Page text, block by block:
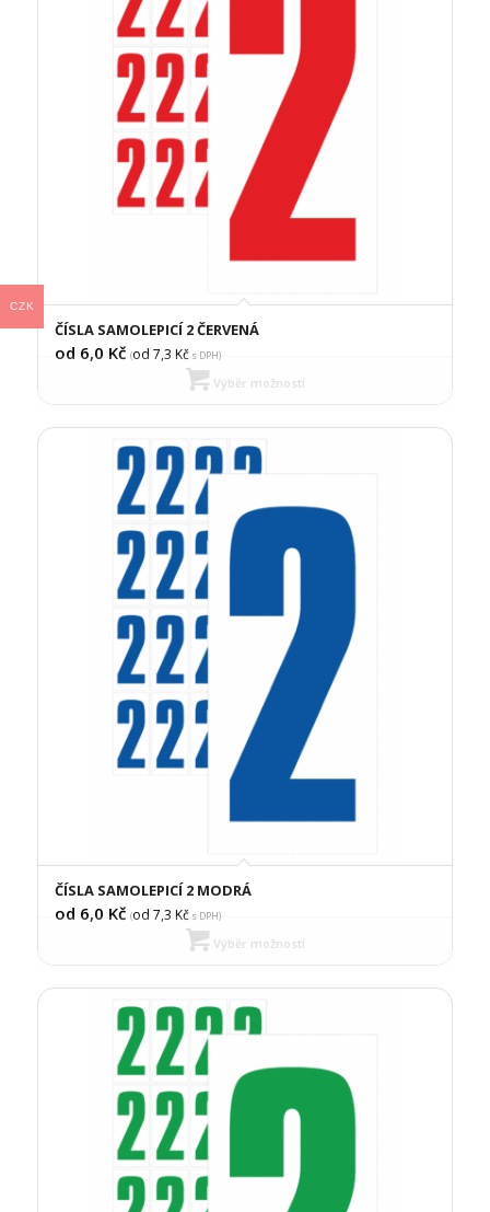
ČÍSLA SAMOLEPICÍ 2 ČERVENÁ
od 6,0 Kč (od 7,3 Kčs DPH)
Výběr možností
ČÍSLA SAMOLEPICÍ 2 MODRÁ
od 6,0 Kč (od 7,3 Kčs DPH)
Výběr možností
CZK